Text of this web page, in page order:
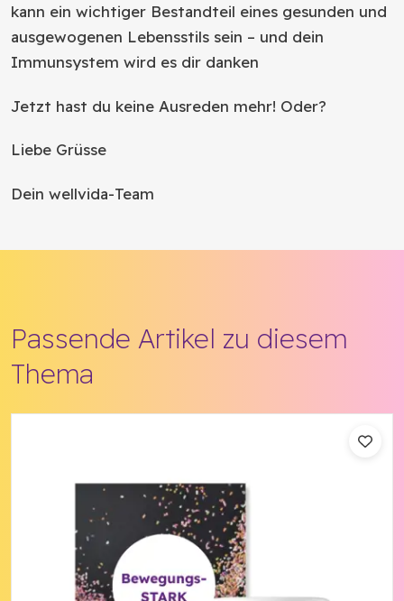
kann ein wichtiger Bestandteil eines gesunden und
ausgewogenen Lebensstils sein – und dein
Immunsystem wird es dir danken
Jetzt hast du keine Ausreden mehr! Oder?
Liebe Grüsse
Dein wellvida-Team
Passende Artikel zu diesem
Thema